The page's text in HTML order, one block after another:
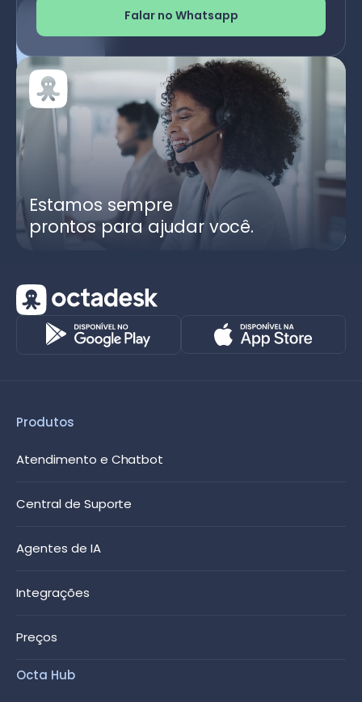
Falar no Whatsapp
Estamos sempre
prontos para ajudar você.
Produtos
Atendimento e Chatbot
Central de Suporte
Agentes de IA
Integrações
Preços
Octa Hub